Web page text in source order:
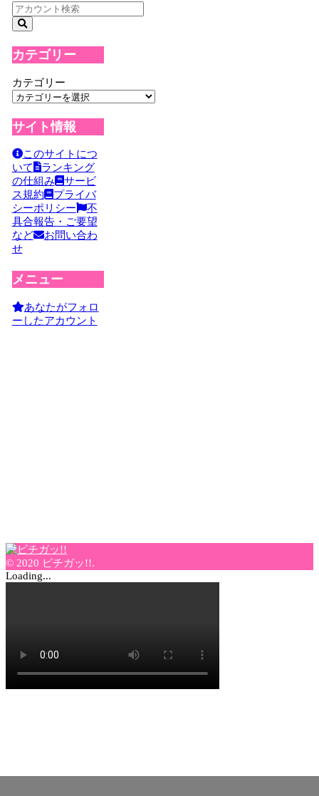
カテゴリー
カテゴリー
サイト情報
このサイトにつ
いて
ランキング
の仕組み
サービ
ス規約
プライバ
シーポリシー
不
具合報告・ご要望
など
お問い合わ
せ
メニュー
あなたがフォロ
ーしたアカウント
© 2020 ピチガッ!!.
Loading...